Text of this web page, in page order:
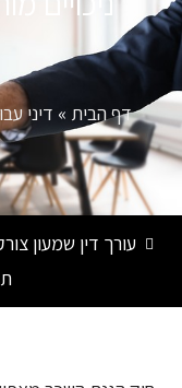
דף הבית » דיני
עורך דין שמעון צור